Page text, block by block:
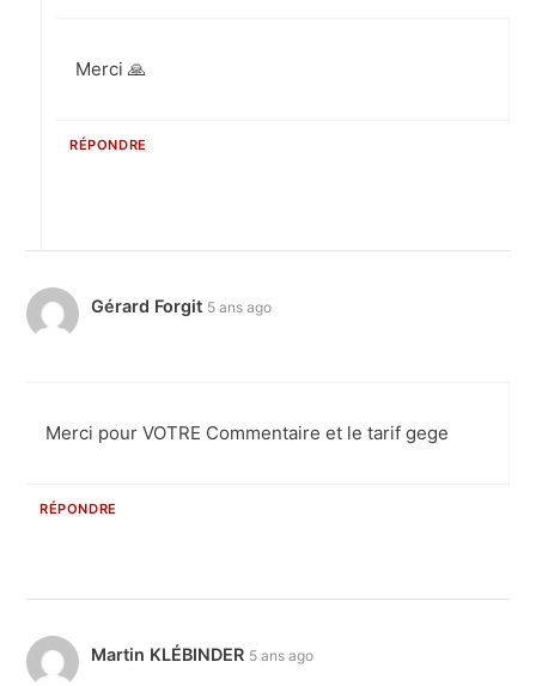
Merci 🙏
RÉPONDRE
Gérard Forgit 5 ans ago
Merci pour VOTRE Commentaire et le tarif gege
RÉPONDRE
Martin KLÉBINDER 5 ans ago